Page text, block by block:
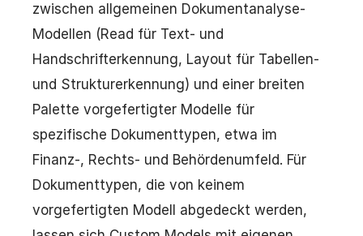
zwischen allgemeinen Dokumentanalyse-
Modellen (Read für Text- und
Handschrifterkennung, Layout für Tabellen-
und Strukturerkennung) und einer breiten
Palette vorgefertigter Modelle für
spezifische Dokumenttypen, etwa im
Finanz-, Rechts- und Behördenumfeld. Für
Dokumenttypen, die von keinem
vorgefertigten Modell abgedeckt werden,